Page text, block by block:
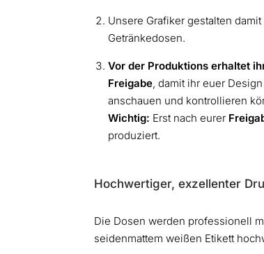
Unsere Grafiker gestalten
Getränkedosen.
Vor der Produktions erhaltet
Freigabe, damit ihr euer
anschauen und kontrollieren
Wichtig: Erst nach eurer
produziert.
Hochwertiger, exzellenter
Die Dosen werden professionell
seidenmattem weißen Etikett